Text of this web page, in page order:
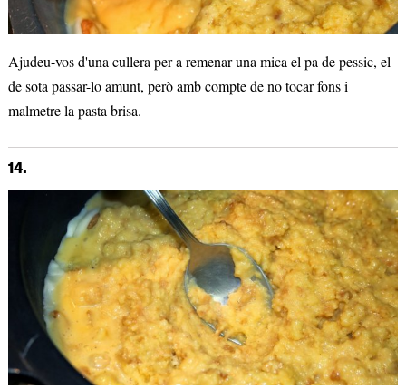
Ajudeu-vos d'una cullera per a remenar una mica el pa de pessic, el
de sota passar-lo amunt, però amb compte de no tocar fons i
malmetre la pasta brisa.
14.